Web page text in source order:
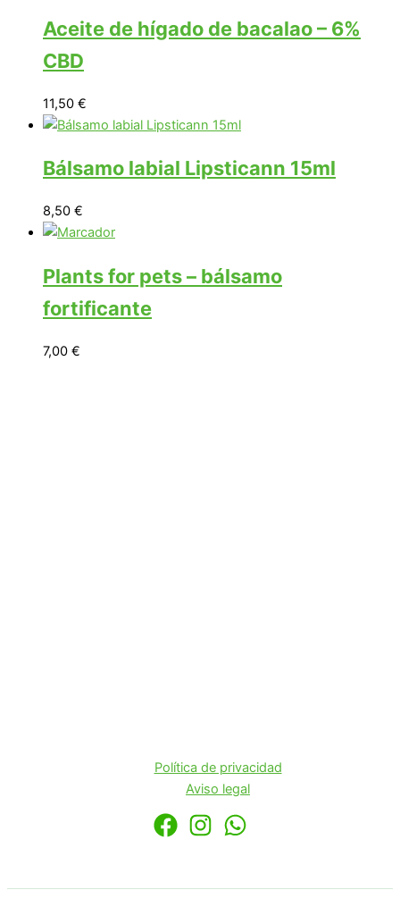
Aceite de hígado de bacalao – 6%
CBD
11,50 €
Bálsamo labial Lipsticann 15ml
8,50 €
Plants for pets – bálsamo
fortificante
7,00 €
Política de privacidad
Aviso legal